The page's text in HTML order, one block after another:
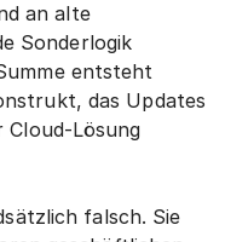
an alte
Sonderlogik
entsteht
das Updates
Cloud-Lösung
falsch. Sie